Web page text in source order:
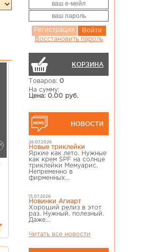
Регистрация
Войти
Восстановить пароль
КОРЗИНА
Товаров: 0
На сумму:
Цена: 0.00 руб.
НОВОСТИ
26.07.2026
Новые триклейки
Яркие как лето, Нужные
как крем SPF на солнце
триклейки Мемуарис.
Непременно в
фирменных...
15.07.2026
Новинки Агиарт
Хороший релиз в этот
раз. Нужный, полезный.
Даже...
Читать все новости